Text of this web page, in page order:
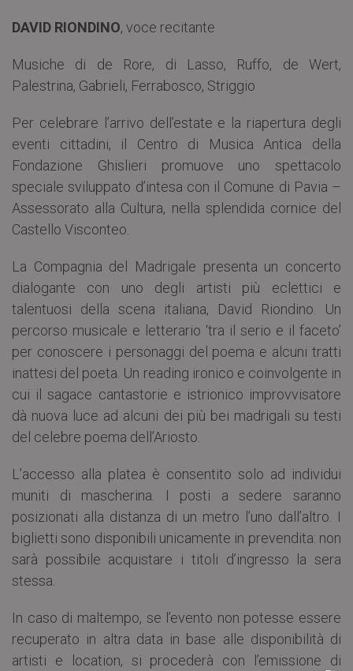
DAVID RIONDINO, voce recitante
Musiche di de Rore, di Lasso, Ruffo, de Wert,
Palestrina, Gabrieli, Ferrabosco, Striggio
Per celebrare l’arrivo dell’estate e la riapertura degli
eventi cittadini, il Centro di Musica Antica della
Fondazione Ghislieri promuove uno spettacolo
speciale sviluppato d’intesa con il Comune di Pavia –
Assessorato alla Cultura, nella splendida cornice del
Castello Visconteo.
La Compagnia del Madrigale presenta un concerto
dialogante con uno degli artisti più eclettici e
talentuosi della scena italiana, David Riondino. Un
percorso musicale e letterario ‘tra il serio e il faceto’
per conoscere i personaggi del poema e alcuni tratti
inattesi del poeta. Un reading ironico e coinvolgente in
cui il sagace cantastorie e istrionico improvvisatore
dà nuova luce ad alcuni dei più bei madrigali su testi
del celebre poema dell’Ariosto.
L’accesso alla platea è consentito solo ad individui
muniti di mascherina. I posti a sedere saranno
posizionati alla distanza di un metro l’uno dall’altro. I
biglietti sono disponibili unicamente in prevendita: non
sarà possibile acquistare i titoli d’ingresso la sera
stessa.
In caso di maltempo, se l’evento non potesse essere
recuperato in altra data in base alle disponibilità di
artisti e location, si procederà con l’emissione di